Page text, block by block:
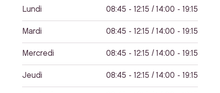
Lundi 08:45 - 12:15 / 14:00 - 19:15
Mardi 08:45 - 12:15 / 14:00 - 19:15
Mercredi 08:45 - 12:15 / 14:00 - 19:15
Jeudi 08:45 - 12:15 / 14:00 - 19:15